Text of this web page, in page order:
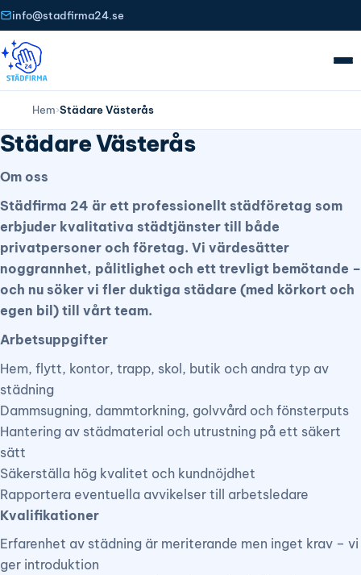
info@stadfirma24.se
Hem›Städare Västerås
Städare Västerås
Om oss
Städfirma 24 är ett professionellt städföretag som
erbjuder kvalitativa städtjänster till både
privatpersoner och företag. Vi värdesätter
noggrannhet, pålitlighet och ett trevligt bemötande –
och nu söker vi fler duktiga städare (med körkort och
egen bil) till vårt team.
Arbetsuppgifter
Hem, flytt, kontor, trapp, skol, butik och andra typ av
städning
Dammsugning, dammtorkning, golvvård och fönsterputs
Hantering av städmaterial och utrustning på ett säkert
sätt
Säkerställa hög kvalitet och kundnöjdhet
Rapportera eventuella avvikelser till arbetsledare
Kvalifikationer
Erfarenhet av städning är meriterande men inget krav – vi
ger introduktion